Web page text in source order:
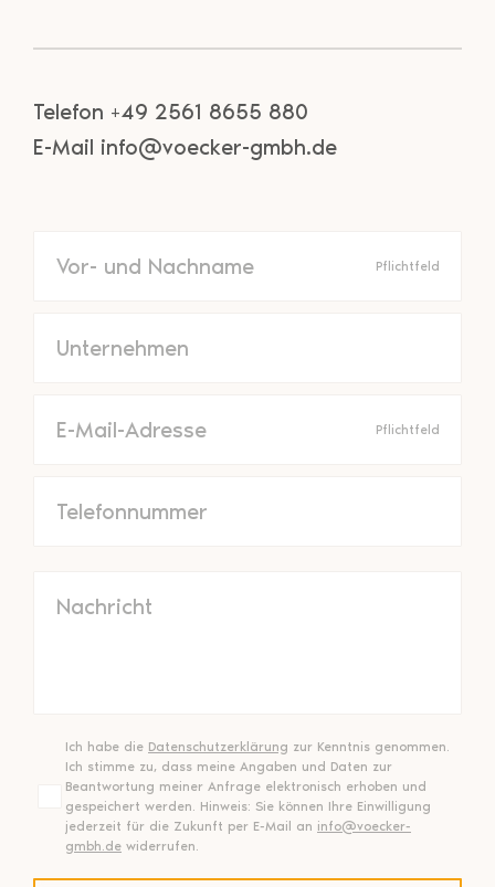
Telefon +49 2561 8655 880
E-Mail info@voecker-gmbh.de
Pflichtfeld
Pflichtfeld
lasse
Ich habe die Datenschutzerklärung zur Kenntnis genommen.
Ich stimme zu, dass meine Angaben und Daten zur
Beantwortung meiner Anfrage elektronisch erhoben und
gespeichert werden. Hinweis: Sie können Ihre Einwilligung
jederzeit für die Zukunft per E-Mail an info@voecker-
gmbh.de widerrufen.